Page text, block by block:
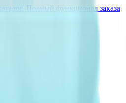
Полный функционал заказа